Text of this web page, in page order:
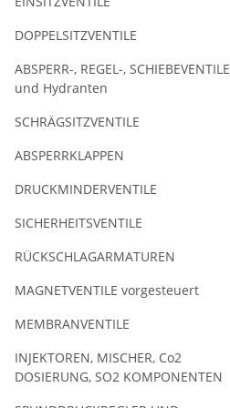
DOPPELSITZVENTILE
ABSPERR-, REGEL-, SCHIEBEVENTILE
und Hydranten
SCHRÄGSITZVENTILE
ABSPERRKLAPPEN
DRUCKMINDERVENTILE
SICHERHEITSVENTILE
RÜCKSCHLAGARMATUREN
MAGNETVENTILE vorgesteuert
MEMBRANVENTILE
INJEKTOREN, MISCHER, Co2
DOSIERUNG, SO2 KOMPONENTEN